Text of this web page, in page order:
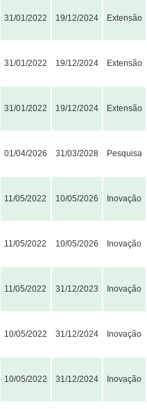
31/01/2022 19/12/2024 Extensão
31/01/2022 19/12/2024 Extensão
31/01/2022 19/12/2024 Extensão
01/04/2026 31/03/2028 Pesquisa
11/05/2022 10/05/2026 Inovação
11/05/2022 10/05/2026 Inovação
11/05/2022 31/12/2023 Inovação
10/05/2022 31/12/2024 Inovação
10/05/2022 31/12/2024 Inovação